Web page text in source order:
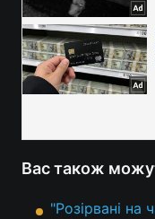
Вас також
"Розірвані на